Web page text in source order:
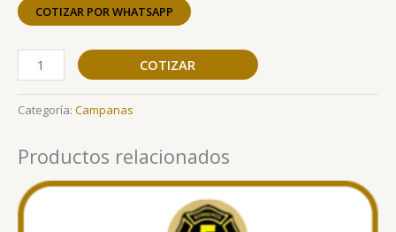
COTIZAR POR WHATSAPP
COTIZAR
Categoría: Campanas
Productos relacionados